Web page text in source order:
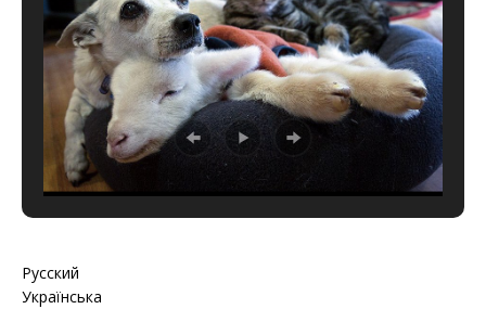
Русский
Українська